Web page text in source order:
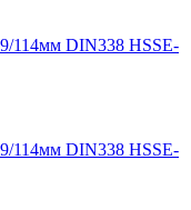
114мм DIN338 HSSE-
114мм DIN338 HSSE-